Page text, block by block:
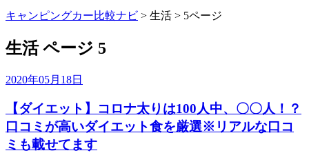
キャンピングカー比較ナビ > 生活 > 5ページ
生活 ページ 5
2020年05月18日
【ダイエット】コロナ太りは100人中、〇〇人！？
口コミが高いダイエット食を厳選※リアルな口コ
ミも載せてます